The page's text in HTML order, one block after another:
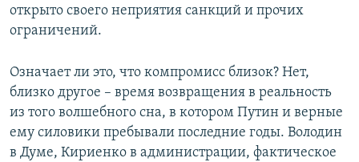
открыто своего неприятия санкций и прочих
ограничений.
Означает ли это, что компромисс близок? Нет,
близко другое – время возвращения в реальность
из того волшебного сна, в котором Путин и верные
ему силовики пребывали последние годы. Володин
в Думе, Кириенко в администрации, фактическое